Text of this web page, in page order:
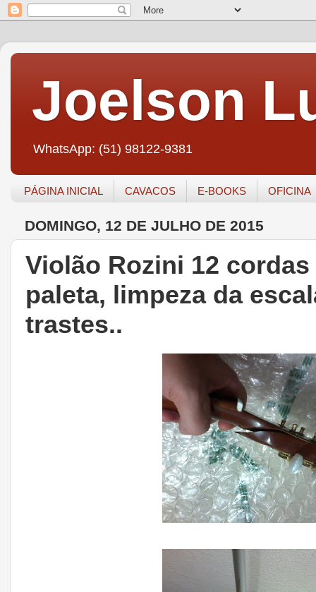
Joelson
WhatsApp: (51) 98122-9381
PÁGINA INICIAL CAVACOS E-BOOKS OFICINA
DOMINGO, 12 DE JULHO DE 2015
Violão Rozini 12
paleta, limpeza da
trastes..